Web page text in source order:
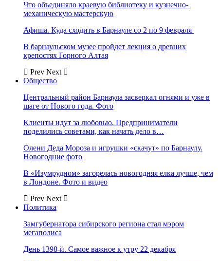
Что объединяло краевую библиотеку и кузнечно-
механическую мастерскую
Афиша. Куда сходить в Барнауле со 2 по 9 февраля
В барнаульском музее пройдет лекция о древних
крепостях Горного Алтая
Prev Next
Общество
Центральный район Барнаула засверкал огнями и уже в
шаге от Нового года. Фото
Клиенты идут за любовью. Предприниматели
поделились советами, как начать дело в…
Олени Деда Мороза и игрушки «скачут» по Барнаулу.
Новогодние фото
В «Изумрудном» загорелась новогодняя елка лучше, чем
в Лондоне. Фото и видео
Prev Next
Политика
Замгубернатора сибирского региона стал мэром
мегаполиса
День 1398-й. Самое важное к утру 22 декабря